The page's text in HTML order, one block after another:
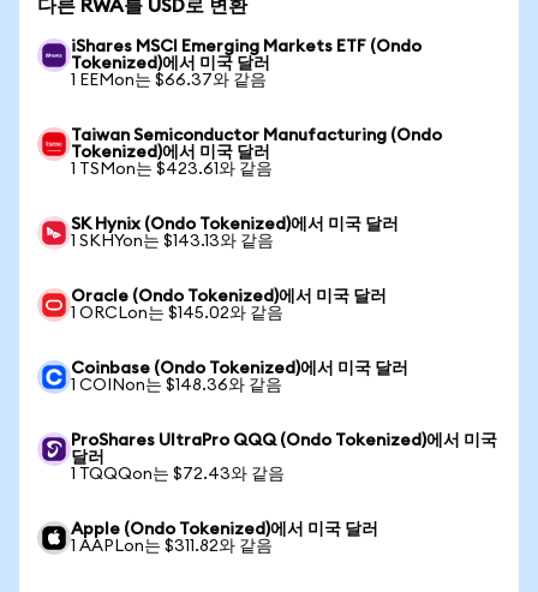
다른 RWA를 USD로 변환
iShares MSCI Emerging Markets ETF (Ondo
Tokenized)에서 미국 달러
1 EEMon는 $66.37와 같음
Taiwan Semiconductor Manufacturing (Ondo
Tokenized)에서 미국 달러
1 TSMon는 $423.61와 같음
SK Hynix (Ondo Tokenized)에서 미국 달러
1 SKHYon는 $143.13와 같음
Oracle (Ondo Tokenized)에서 미국 달러
1 ORCLon는 $145.02와 같음
Coinbase (Ondo Tokenized)에서 미국 달러
1 COINon는 $148.36와 같음
ProShares UltraPro QQQ (Ondo Tokenized)에서 미국
달러
1 TQQQon는 $72.43와 같음
Apple (Ondo Tokenized)에서 미국 달러
1 AAPLon는 $311.82와 같음